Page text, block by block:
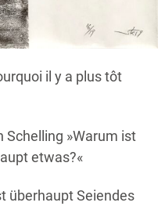
il y a plus tôt
Schelling »Warum ist
etwas?«
überhaupt Seiendes